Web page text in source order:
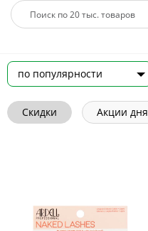
Скидки Акции дня